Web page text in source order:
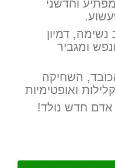
וחדשני
דמיון
ומגביר
השחיקה
ואופטימיות